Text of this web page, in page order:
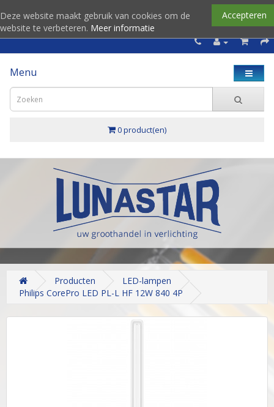
Accepteren
Deze website maakt gebruik van cookies om de
website te verbeteren. Meer informatie
Menu
0 product(en)
Producten
LED-lampen
Philips CorePro LED PL-L HF 12W 840 4P